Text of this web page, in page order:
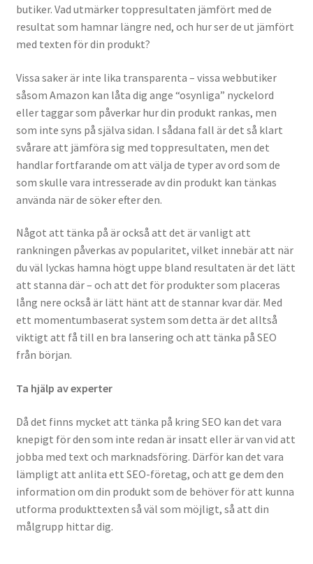
butiker. Vad utmärker toppresultaten jämfört med de
resultat som hamnar längre ned, och hur ser de ut jämfört
med texten för din produkt?
Vissa saker är inte lika transparenta – vissa webbutiker
såsom Amazon kan låta dig ange “osynliga” nyckelord
eller taggar som påverkar hur din produkt rankas, men
som inte syns på själva sidan. I sådana fall är det så klart
svårare att jämföra sig med toppresultaten, men det
handlar fortfarande om att välja de typer av ord som de
som skulle vara intresserade av din produkt kan tänkas
använda när de söker efter den.
Något att tänka på är också att det är vanligt att
rankningen påverkas av popularitet, vilket innebär att när
du väl lyckas hamna högt uppe bland resultaten är det lätt
att stanna där – och att det för produkter som placeras
lång nere också är lätt hänt att de stannar kvar där. Med
ett momentumbaserat system som detta är det alltså
viktigt att få till en bra lansering och att tänka på SEO
från början.
Ta hjälp av experter
Då det finns mycket att tänka på kring SEO kan det vara
knepigt för den som inte redan är insatt eller är van vid att
jobba med text och marknadsföring. Därför kan det vara
lämpligt att anlita ett SEO-företag, och att ge dem den
information om din produkt som de behöver för att kunna
utforma produkttexten så väl som möjligt, så att din
målgrupp hittar dig.